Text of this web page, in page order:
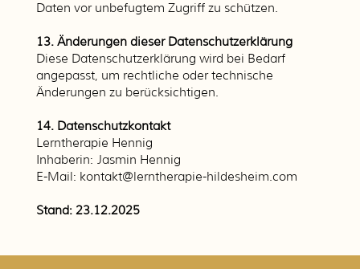
Daten vor unbefugtem Zugriff zu schützen.
13. Änderungen dieser Datenschutzerklärung
Diese Datenschutzerklärung wird bei Bedarf
angepasst, um rechtliche oder technische
Änderungen zu berücksichtigen.
14. Datenschutzkontakt
Lerntherapie Hennig
Inhaberin: Jasmin Hennig
E-Mail: kontakt@lerntherapie-hildesheim.com
Stand: 23.12.2025